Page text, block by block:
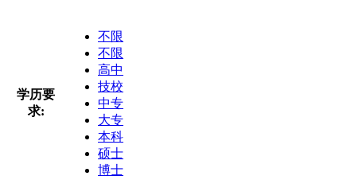
学历要
求:
不限
不限
高中
技校
中专
大专
本科
硕士
博士